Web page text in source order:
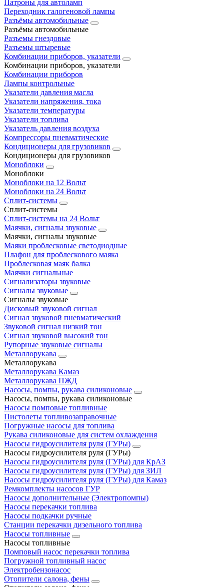
Патроны для автоламп
Переходник галогеновой лампы
Разъёмы автомобильные
Разъёмы автомобильные
Разъемы гнездовые
Разъемы штыревые
Комбинации приборов, указатели
Комбинации приборов, указатели
Комбинации приборов
Лампы контрольные
Указатели давления масла
Указатели напряжения, тока
Указатели температуры
Указатели топлива
Указатель давления воздуха
Компрессоры пневматические
Кондиционеры для грузовиков
Кондиционеры для грузовиков
Моноблоки
Моноблоки
Моноблоки на 12 Вольт
Моноблоки на 24 Вольт
Сплит-системы
Сплит-системы
Сплит‑системы на 24 Вольт
Маячки, сигналы звуковые
Маячки, сигналы звуковые
Маяки проблесковые светодиодные
Плафон для проблескового маяка
Проблесковая маяк балка
Маячки сигнальные
Сигнализаторы звуковые
Сигналы звуковые
Сигналы звуковые
Дисковый звуковой сигнал
Сигнал звуковой пневматический
Звуковой сигнал низкий тон
Сигнал звуковой высокий тон
Рупорные звуковые сигналы
Металлорукава
Металлорукава
Металлорукава Камаз
Металлорукава ПЖД
Насосы, помпы, рукава силиконовые
Насосы, помпы, рукава силиконовые
Насосы помповые топливные
Пистолеты топливозаправочные
Погружные насосы для топлива
Рукава силиконовые для систем охлаждения
Насосы гидроусилителя руля (ГУРы)
Насосы гидроусилителя руля (ГУРы)
Насосы гидроусилителя руля (ГУРы) для КрАЗ
Насосы гидроусилителя руля (ГУРы) для ЗИЛ
Насосы гидроусилителя руля (ГУРы) для Камаз
Ремкомплекты насосов ГУР
Насосы дополнительные (Электропомпы)
Насосы перекачки топлива
Насосы подкачки ручные
Станции перекачки дизельного топлива
Насосы топливные
Насосы топливные
Помповый насос перекачки топлива
Погружной топливный насос
Электробензонасос
Отопители салона, фены